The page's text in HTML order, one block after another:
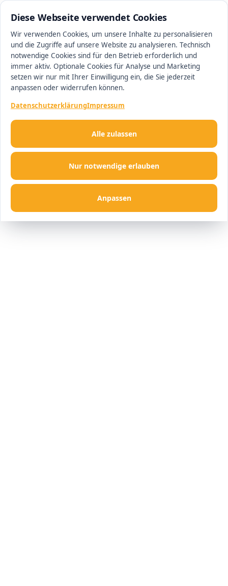
Diese Webseite verwendet Cookies
Wir verwenden Cookies, um unsere Inhalte zu personalisieren
und die Zugriffe auf unsere Website zu analysieren. Technisch
notwendige Cookies sind für den Betrieb erforderlich und
immer aktiv. Optionale Cookies für Analyse und Marketing
setzen wir nur mit Ihrer Einwilligung ein, die Sie jederzeit
anpassen oder widerrufen können.
DatenschutzerklärungImpressum
Nur notwendige erlauben
Anpassen
Alle zulassen